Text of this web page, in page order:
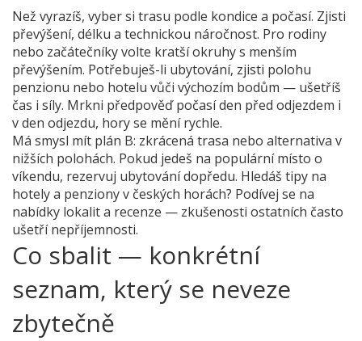
Než vyrazíš, vyber si trasu podle kondice a počasí. Zjisti
převýšení, délku a technickou náročnost. Pro rodiny
nebo začátečníky volte kratší okruhy s menším
převýšením. Potřebuješ-li ubytování, zjisti polohu
penzionu nebo hotelu vůči výchozím bodům — ušetříš
čas i síly. Mrkni předpověď počasí den před odjezdem i
v den odjezdu, hory se mění rychle.
Má smysl mít plán B: zkrácená trasa nebo alternativa v
nižších polohách. Pokud jedeš na populární místo o
víkendu, rezervuj ubytování dopředu. Hledáš tipy na
hotely a penziony v českých horách? Podívej se na
nabídky lokalit a recenze — zkušenosti ostatních často
ušetří nepříjemnosti.
Co sbalit — konkrétní
seznam, který se neveze
zbytečně